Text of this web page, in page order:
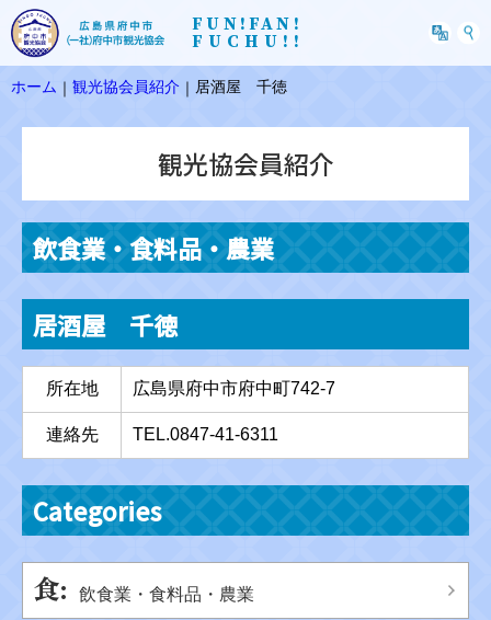
FUN!FAN!
FUCHU!!
ホーム ｜ 観光協会員紹介 ｜ 居酒屋 千徳
観光協会員紹介
飲食業・食料品・農業
居酒屋 千徳
所在地 広島県府中市府中町742-7
連絡先 TEL.0847-41-6311
Categories
飲食業・食料品・農業